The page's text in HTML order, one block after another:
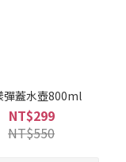
彈蓋水壺800ml
NT$299
NT$550